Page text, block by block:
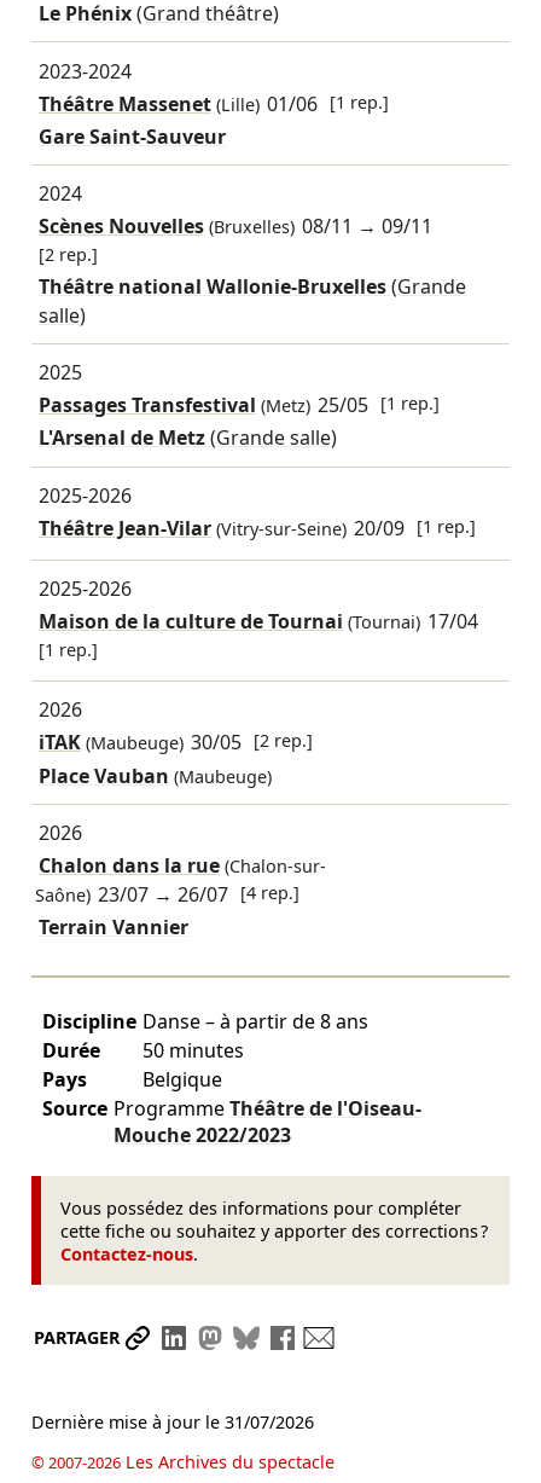
Le Phénix(Grand théâtre)
2023-2024
Théâtre Massenet(Lille) 01/06 [1 rep.]
Gare Saint-Sauveur
2024
Scènes Nouvelles(Bruxelles) 08/11 →09/11
[2 rep.]
Théâtre national Wallonie-Bruxelles(Grande
salle)
2025
Passages Transfestival (Metz) 25/05 [1 rep.]
L'Arsenal de Metz(Grande salle)
2025-2026
Théâtre Jean-Vilar(Vitry-sur-Seine) 20/09 [1 rep.]
2025-2026
Maison de la culture de Tournai (Tournai) 17/04
[1 rep.]
2026
iTAK(Maubeuge) 30/05 [2 rep.]
Place Vauban (Maubeuge)
2026
Chalon dans la rue(Chalon-sur-
Saône) 23/07 →26/07 [4 rep.]
Terrain Vannier
Discipline Danse – à partir de 8 ans
Durée
50 minutes
Pays
Belgique
Source ProgrammeThéâtre de l'Oiseau-
Mouche2022/2023
Vous possédez des informations pour compléter
cette fiche ou souhaitez y apporter des corrections ?
Contactez-nous.
PARTAGER Partager le lien
Partager sur LinkedIn
Partager sur Mastodon
Partager sur Bluesky
Partager sur Facebook
Dernière mise à jour le 31/07/2026
© 2007-2026Les Archives du spectacle